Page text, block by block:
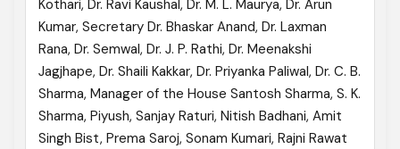
Kothari, Dr. Ravi Kaushal, Dr. M. L. Maurya, Dr. Arun
Kumar, Secretary Dr. Bhaskar Anand, Dr. Laxman
Rana, Dr. Semwal, Dr. J. P. Rathi, Dr. Meenakshi
Jagjhape, Dr. Shaili Kakkar, Dr. Priyanka Paliwal, Dr. C. B.
Sharma, Manager of the House Santosh Sharma, S. K.
Sharma, Piyush, Sanjay Raturi, Nitish Badhani, Amit
Singh Bist, Prema Saroj, Sonam Kumari, Rajni Rawat